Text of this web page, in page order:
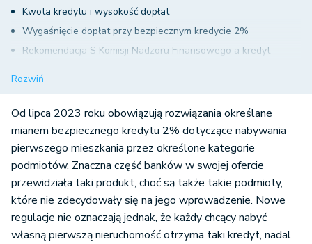
Kwota kredytu i wysokość dopłat
Wygaśnięcie dopłat przy bezpiecznym kredycie 2%
Rekomendacja S Komisji Nadzoru Finansowego a kredyt
bezpieczny kredyt 2%
Podsumowanie - wyższa zdolność kredytowa dla
korzystających z bezpiecznego kredytu 2%
Rozwiń
Od lipca 2023 roku obowiązują rozwiązania określane
mianem bezpiecznego kredytu 2% dotyczące nabywania
pierwszego mieszkania przez określone kategorie
podmiotów. Znaczna część banków w swojej ofercie
przewidziała taki produkt, choć są także takie podmioty,
które nie zdecydowały się na jego wprowadzenie. Nowe
regulacje nie oznaczają jednak, że każdy chcący nabyć
własną pierwszą nieruchomość otrzyma taki kredyt, nadal